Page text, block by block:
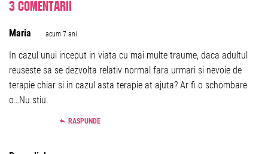
3 comentarii
Maria acum 7 ani
In cazul unui inceput in viata cu mai multe traume, daca adultul
reuseste sa se dezvolta relativ normal fara urmari si nevoie de
terapie chiar si in cazul asta terapie at ajuta? Ar fi o schombare
o…Nu stiu.
RASPUNDE